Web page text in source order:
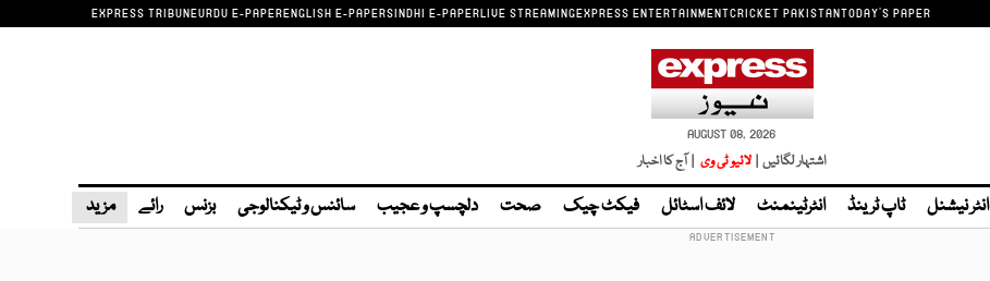
EXPRESS TRIBUNEURDU E-PAPERENGLISH E-PAPERSINDHI E-PAPERLIVE STREAMINGEXPRESS ENTERTAINMENTCRICKET PAKISTANTODAY'S PAPER
AUGUST 08, 2026
اشتہار لگائیں | لائیو ٹی وی | آج کا اخبار
انٹر نیشنل ٹاپ ٹرینڈ انٹرٹینمنٹ لائف اسٹائل فیکٹ چیک صحت دلچسپ و عجیب سائنس و ٹیکنالوجی بزنس رائے مزید